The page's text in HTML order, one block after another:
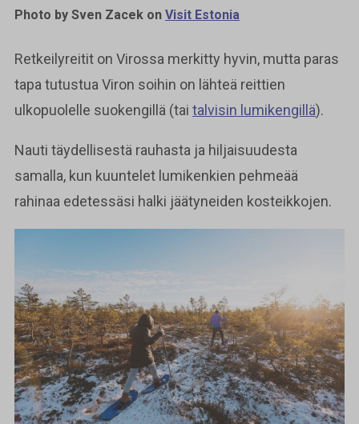
Photo by Sven Zacek on Visit Estonia
Retkeilyreitit on Virossa merkitty hyvin, mutta paras
tapa tutustua Viron soihin on lähteä reittien
ulkopuolelle suokengillä (tai talvisin lumikengillä).
Nauti täydellisestä rauhasta ja hiljaisuudesta
samalla, kun kuuntelet lumikenkien pehmeää
rahinaa edetessäsi halki jäätyneiden kosteikkojen.